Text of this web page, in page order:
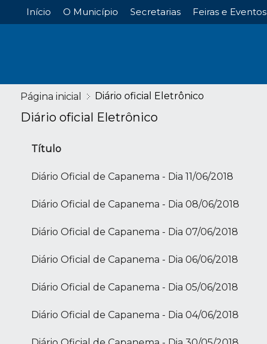
Início O Município Secretarias Feiras e Eventos
Página inicial Diário oficial Eletrônico
Diário oficial Eletrônico
Título
Diário Oficial de Capanema - Dia 11/06/2018
Diário Oficial de Capanema - Dia 08/06/2018
Diário Oficial de Capanema - Dia 07/06/2018
Diário Oficial de Capanema - Dia 06/06/2018
Diário Oficial de Capanema - Dia 05/06/2018
Diário Oficial de Capanema - Dia 04/06/2018